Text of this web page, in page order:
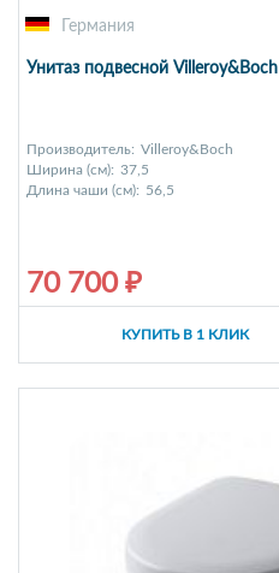
Германия
Унитаз подвесной
Производитель: Villeroy&Boch
Ширина (см): 37,5
Длина чаши (см): 56,5
70 700 ₽
КУПИТЬ В 1 КЛИК